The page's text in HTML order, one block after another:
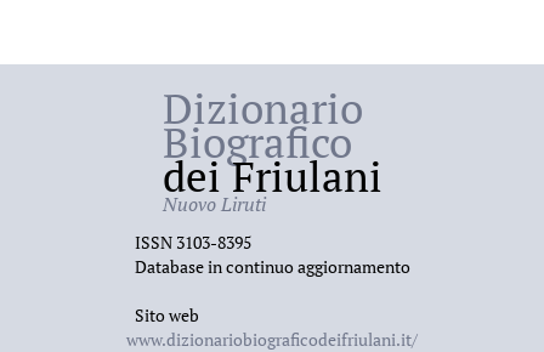
Dizionario
Biografico
dei Friulani
Nuovo Liruti
ISSN 3103-8395
Database in continuo aggiornamento
Sito web
www.dizionariobiograficodeifriulani.it/